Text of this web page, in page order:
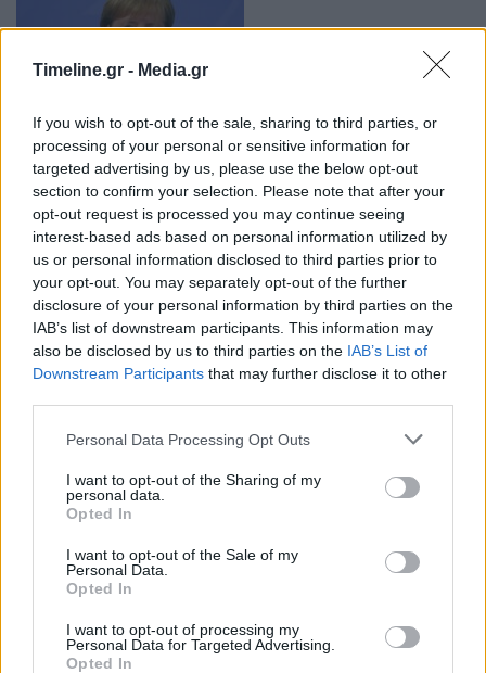
Timeline.gr - Media.gr
If you wish to opt-out of the sale, sharing to third parties, or
processing of your personal or sensitive information for
targeted advertising by us, please use the below opt-out
section to confirm your selection. Please note that after your
opt-out request is processed you may continue seeing
interest-based ads based on personal information utilized by
us or personal information disclosed to third parties prior to
your opt-out. You may separately opt-out of the further
disclosure of your personal information by third parties on the
IAB’s list of downstream participants. This information may
also be disclosed by us to third parties on the IAB’s List of
Downstream Participants that may further disclose it to other
Personal Data Processing Opt Outs
I want to opt-out of the Sharing of my
personal data.
Opted In
I want to opt-out of the Sale of my
Personal Data.
Opted In
I want to opt-out of processing my
Personal Data for Targeted Advertising.
Opted In
Νέος ρόλος για την Άνγκελα Μέρκελ: Πού
αναλαμβάνει πρόεδρος
13:56 - 30 Ιουνίου 2022
Θα αναλάβει καθήκοντα το φθινόπωρο
σοβαρά – Τι είπε για την Ουκρανία
18:48 - 17 Ιουνίου 2022
Τι είπε σε σχετική της συνέντευξη